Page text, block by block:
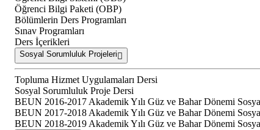
Öğrenci Bilgi Paketi (OBP)
Bölümlerin Ders Programları
Sınav Programları
Ders İçerikleri
Sosyal Sorumluluk Projeleri
Topluma Hizmet Uygulamaları Dersi
Sosyal Sorumluluk Proje Dersi
BEUN 2016-2017 Akademik Yılı Güz ve Bahar Dönemi
BEUN 2017-2018 Akademik Yılı Güz ve Bahar Dönemi
BEUN 2018-2019 Akademik Yılı Güz ve Bahar Dönemi